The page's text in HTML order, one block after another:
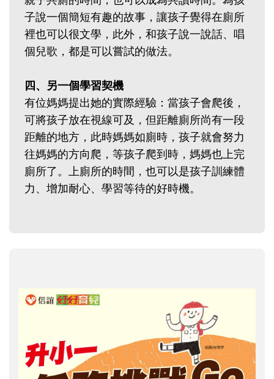
子說一個簡短有趣的故事，讓孩子覺得在廁所
裡也可以很文學，此外，和孩子說一說話、唱
個兒歌，都是可以嘗試的做法。
四、另一個學習契機
有位媽媽提出她的實際經驗：當孩子會爬後，
可將孩子放在視線可及，但距離廁所尚有一段
距離的地方，此時媽媽如廁時，孩子就會努力
往媽媽的方向爬，等孩子爬到時，媽媽也上完
廁所了。上廁所的時間，也可以是孩子訓練體
力、增加耐心、學習等待的好時機。